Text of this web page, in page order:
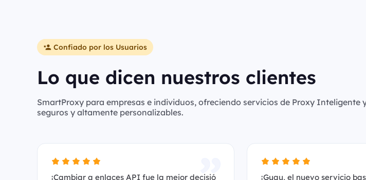
Confiado por los Usuarios
Lo que dicen nuestros clientes
SmartProxy para empresas e individuos, ofreciendo servicios de Proxy Inteligente
seguros y altamente personalizables.
¡Cambiar a enlaces API fue la mejor decisió ¡Guau, el nuevo servicio